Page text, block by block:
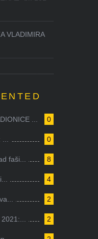
VLADIMIRA
0
...
0
8
faši...
4
2
2